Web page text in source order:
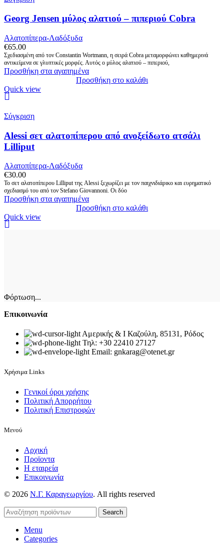
Georg Jensen μύλος αλατιού – πιπεριού Cobra
Αλατοπίπερα-Λαδόξυδα
€65.00
Σχεδιασμένη από τον Constantin Wortmann, η σειρά Cobra μεταμορφώνει καθημερινά
αντικείμενα σε γλυπτικές μορφές. Αυτός ο μύλος αλατιού – πιπεριού,
Προσθήκη στα αγαπημένα
Προσθήκη στο καλάθι
Quick view
Σύγκριση
Alessi σετ αλατοπίπερου από ανοξείδωτο ατσάλι
Lilliput
Αλατοπίπερα-Λαδόξυδα
€30.00
Το σετ αλατοπίπερου Lilliput της Alessi ξεχωρίζει με τον παιχνιδιάρικο και ευρηματικό
σχεδιασμό του από τον Stefano Giovannoni. Οι δύο
Προσθήκη στα αγαπημένα
Προσθήκη στο καλάθι
Quick view
Φόρτωση...
Επικοινωνία
Αμερικής & Ι Καζούλη, 85131, Ρόδος
Τηλ: +30 22410 27127
Email: gnkarag@otenet.gr
Χρήσιμα Links
Γενικοί όροι χρήσης
Πολιτική Απορρήτου
Πολιτική Επιστροφών
Μενού
Αρχική
Προϊοντα
Η εταιρεία
Επικοινωνία
© 2026 Ν.Γ. Καραγεωργίου. All rights reserved
Search
Menu
Categories